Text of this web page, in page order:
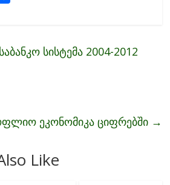
e
სისტემა 2004-2012
ეკონომიკა ციფრებში →
Like